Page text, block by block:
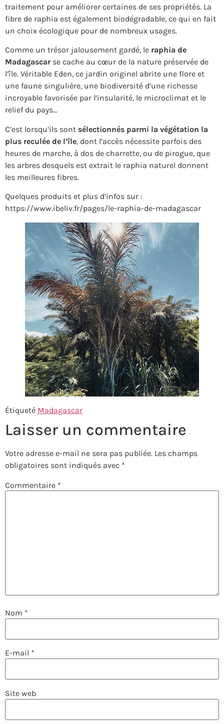
traitement pour améliorer certaines de ses propriétés. La
fibre de raphia est également biodégradable, ce qui en fait
un choix écologique pour de nombreux usages.
Comme un trésor jalousement gardé, le raphia de
Madagascarse cache au cœur de la nature préservée de
l’île. Véritable Eden, ce jardin originel abrite une flore et
une faune singulière, une biodiversité d’une richesse
incroyable favorisée par l’insularité, le microclimat et le
relief du pays…
C’est lorsqu’ils sont sélectionnés parmi la végétation la
plus reculée de l’île, dont l’accès nécessite parfois des
heures de marche, à dos de charrette, ou de pirogue, que
les arbres desquels est extrait le raphia naturel donnent
les meilleures fibres.
Quelques produits et plus d’infos sur :
https://www.ibeliv.fr/pages/le-raphia-de-madagascar
Étiqueté Madagascar
Laisser un commentaire
Votre adresse e-mail ne sera pas publiée. Les champs
obligatoires sont indiqués avec *
Commentaire *
Nom *
E-mail *
Site web